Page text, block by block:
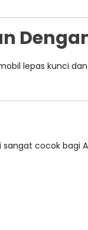
lepas kunci
cocok bagi